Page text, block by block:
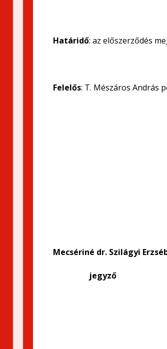
Határidő: az előszerződés
Felelős: T. Mészáros András
Mecsériné dr.
jegyző